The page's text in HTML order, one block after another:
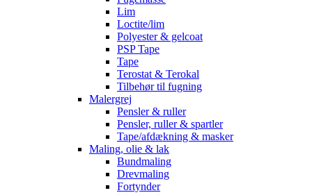
Lim
Loctite/lim
Polyester & gelcoat
PSP Tape
Tape
Terostat & Terokal
Tilbehør til fugning
Malergrej
Pensler & ruller
Pensler, ruller & spartler
Tape/afdækning & masker
Maling, olie & lak
Bundmaling
Drevmaling
Fortynder